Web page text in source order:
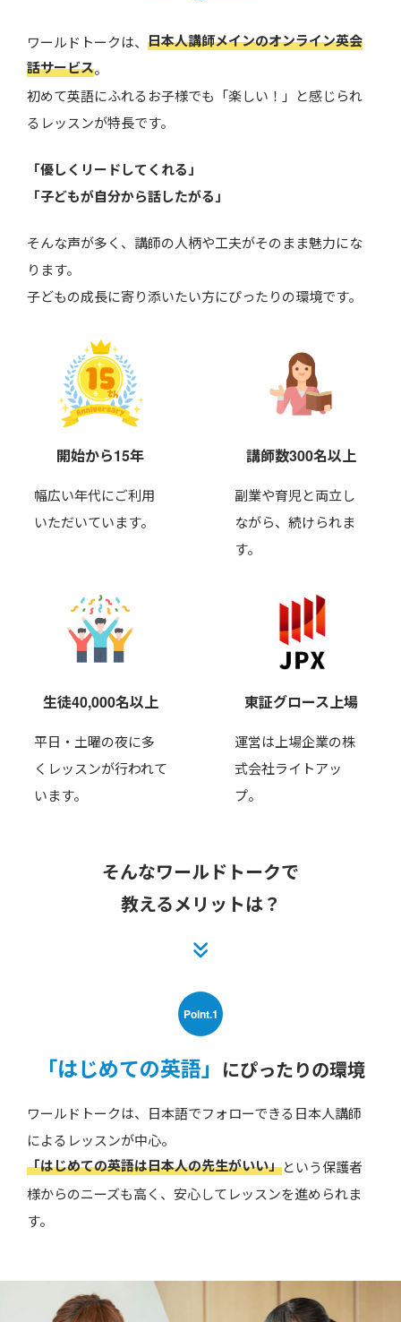
ワールドトークは、 日本人講師メインのオンライン英会
話サービス。
初めて英語にふれるお子様でも「楽しい！」と感じられ
るレッスンが特長です。
「優しくリードしてくれる」
「子どもが自分から話したがる」
そんな声が多く、講師の人柄や工夫がそのまま魅力にな
ります。
子どもの成長に寄り添いたい方にぴったりの環境です。
開始から15年
幅広い年代にご利用
いただいています。
講師数300名以上
副業や育児と両立し
ながら、 続けられま
す。
生徒40,000名以上
平日・土曜の夜に多
くレッスンが行われて
います。
東証グロース上場
運営は上場企業の株
式会社ライトアッ
プ。
そんなワールドトークで
教えるメリットは？
Point.1
「はじめての英語」 にぴったりの環境
ワールドトークは、日本語でフォローできる日本人講師
によるレッスンが中心。
「はじめての英語は日本人の先生がいい」という保護者
様からのニーズも高く、安心してレッスンを進められま
す。